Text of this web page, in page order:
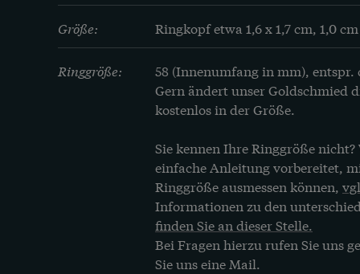
Größe: Ringkopf etwa 1,6 x 1,7 cm, 1,0
Ringgröße:
58 (Innenumfang in mm), entspr.
Gern ändert unser Goldschmied
kostenlos in der Größe.
Sie kennen Ihre Ringgröße nicht?
einfache Anleitung vorbereitet,
Ringgröße ausmessen können,
Informationen zu den
finden Sie an dieser Stelle.
Bei Fragen hierzu rufen Sie uns
Sie uns eine Mail.